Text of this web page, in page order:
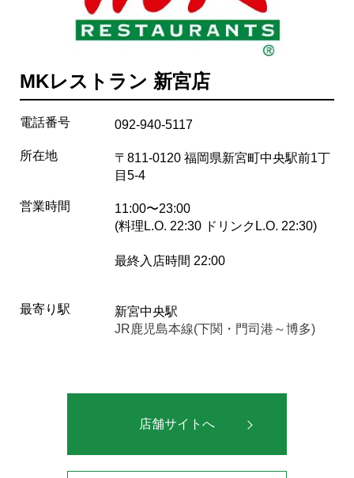
MKレストラン 新宮店
電話番号 092-940-5117
所在地
〒811-0120 福岡県新宮町中央駅前1丁
目5-4
営業時間
11:00〜23:00
(料理L.O. 22:30 ドリンクL.O. 22:30)
最終入店時間 22:00
最寄り駅
新宮中央駅
JR鹿児島本線(下関・門司港～博多)
店舗サイトへ